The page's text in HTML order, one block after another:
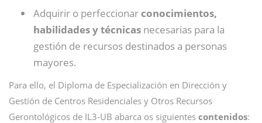
Adquirir o perfeccionarconocimientos,
habilidades y técnicas necesarias para la
gestión de recursos destinados a personas
mayores.
Para ello, el Diploma de Especialización en Dirección y
Gestión de Centros Residenciales y Otros Recursos
Gerontológicos de IL3-UB abarca os siguientes contenidos: